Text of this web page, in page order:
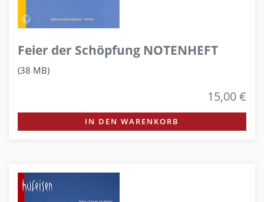
Feier der Schöpfung NOTENHEFT
(38 MB)
15,00 €
IN DEN WARENKORB